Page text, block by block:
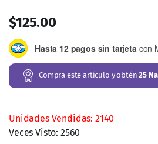
$125.00
Hasta 12 pagos sin tarjeta con
Compra este artículo y obtén25
Unidades Vendidas: 2140
Veces Visto: 2560